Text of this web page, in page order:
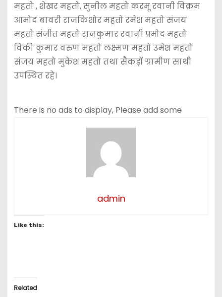
महतो , शेखर महतो, सुनील महतो करमू रवानी विक्रम
आमोद बावरी राजकिशोर महतो रमेश महतो संजय
महतो संजीत महतो राजकुमार रवानी प्रमोद महतो
विकी कुमार वरुण महतो लक्ष्मण महतो उमेश महतो
संजय महतो मुकेश महतो तथा सैकड़ों ग्रामीण साथी
उपस्थित रहे।
There is no ads to display, Please add some
admin
Like this:
Related